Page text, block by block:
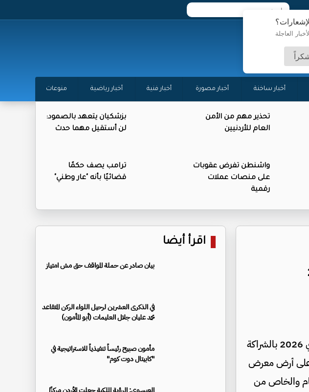
العاجلة
أخبار ساخنة أخبار مصورة أخبار فنية أخبار رياضية منوعات
تحذير مهم من الأمن
العام للأردنيين
بزشكيان يتعهد بالصمود:
لن أستقيل مهما حدث
واشنطن تفرض عقوبات
على منصات عملات
رقمية
ترامب يصف حكمًا
قضائيًا بأنه "عار وطني"
قدّم البنك الأردني الكويتي رعايته البلاتينية لمعرض الوكالات والامتياز التجاري 2026 بالشراكة
على أرض معرض
والخاص من
اقرأ أيضا
بيان صادر عن حملة المواقف حق مش امتياز
في الذكرى العشرين لرحيل اللواء الركن المتقاعد
محمد عليان جلال العليمات (أبو المأمون)
مأمون صبيح رئيساً تنفيذياً للاستراتيجية في
"كابيتال دوت كوم"